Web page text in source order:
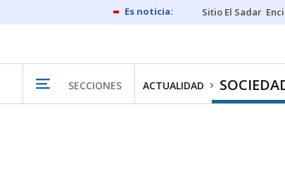
Sitio El Sadar
SECCIONES ACTUALIDAD